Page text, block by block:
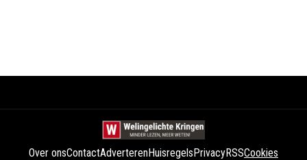
Over onsContactAdverterenHuisregelsPrivacyRSSCookies